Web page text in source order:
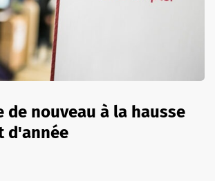
de nouveau à la hausse
d'année